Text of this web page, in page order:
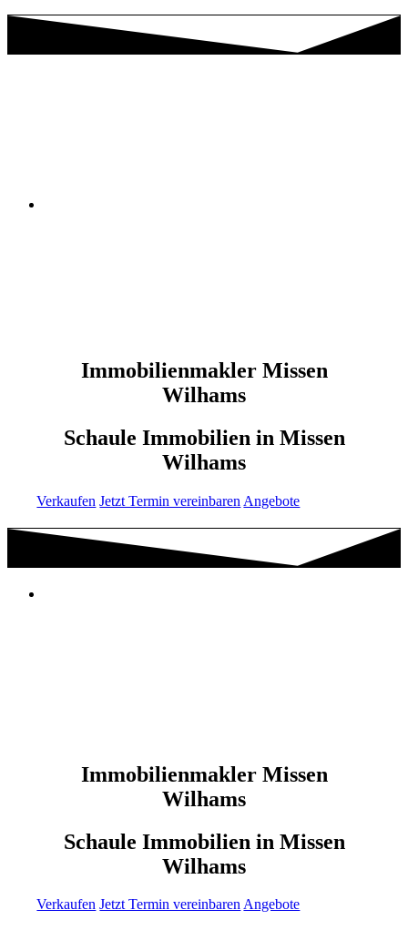
Immobilienmakler Missen
Wilhams
Schaule Immobilien in Missen
Wilhams
Verkaufen Jetzt Termin vereinbaren Angebote
Immobilienmakler Missen
Wilhams
Schaule Immobilien in Missen
Wilhams
Verkaufen Jetzt Termin vereinbaren Angebote